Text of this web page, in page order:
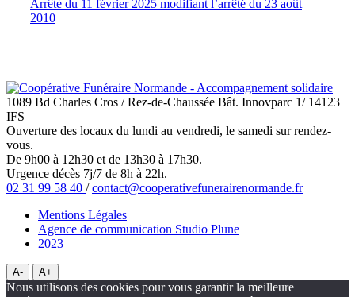
Arrêté du 11 février 2025 modifiant l’arrêté du 23 août
2010
1089 Bd Charles Cros / Rez-de-Chaussée Bât. Innovparc 1/ 14123
IFS
Ouverture des locaux du lundi au vendredi, le samedi sur rendez-
vous.
De 9h00 à 12h30 et de 13h30 à 17h30.
Urgence décès 7j/7 de 8h à 22h.
02 31 99 58 40 /contact@cooperativefunerairenormande.fr
Mentions Légales
Agence de communication Studio Plune
2023
A- A+
Nous utilisons des cookies pour vous garantir la meilleure